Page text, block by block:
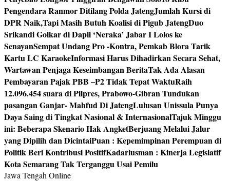
Pengendara Ranmor Ditilang Polda JatengJumlah Kursi di
DPR Naik,Tapi Masih Butuh Koalisi di Pigub JatengDuo
Srikandi Golkar di Dapil ‘Neraka’ Jabar I Lolos ke
SenayanSempat Undang Pro -Kontra, Pemkab Blora Tarik
Kartu LC KaraokeInformasi Harus Dihadirkan Secara Sehat,
Wartawan Penjaga Keseimbangan BeritaTak Ada Alasan
Pembayaran Pajak PBB –P2 Tidak Tepat WaktuRaih
12.096.454 suara di Pilpres, Prabowo-Gibran Tundukan
pasangan Ganjar- Mahfud Di JatengLulusan Unissula Punya
Daya Saing di Tingkat Nasional & InternasionalTajuk Minggu
ini: Beberapa Skenario Hak AngketBerjuang Melalui Jalur
yang Dipilih dan DicintaiPuan : Kepemimpinan Perempuan di
Politik Beri Kontribusi PositifKadarlusman : Kinerja Legislatif
Kota Semarang Tak Terganggu Usai Pemilu
Jawa Tengah Online